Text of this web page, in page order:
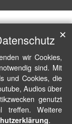
wir Cookies,
sind. Mit
und Cookies, die
Audios über
genutzt
treffen. Weitere
.
✕